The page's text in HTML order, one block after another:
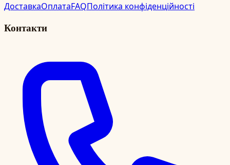
ДоставкаОплатаFAQПолітика конфіденційності
Контакти